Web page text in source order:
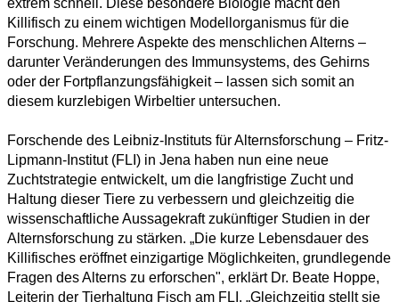
Gesundheit
Sozialwissenschaft
Geisteswissenschaft
Technologie
Wirtschaft
extrem schnell. Diese besondere Biologie macht den
Killifisch zu einem wichtigen Modellorganismus für die
Forschung. Mehrere Aspekte des menschlichen Alterns –
darunter Veränderungen des Immunsystems, des Gehirns
oder der Fortpflanzungsfähigkeit – lassen sich somit an
diesem kurzlebigen Wirbeltier untersuchen.
Forschende des Leibniz-Instituts für Alternsforschung – Fritz-
Lipmann-Institut (FLI) in Jena haben nun eine neue
Zuchtstrategie entwickelt, um die langfristige Zucht und
Haltung dieser Tiere zu verbessern und gleichzeitig die
wissenschaftliche Aussagekraft zukünftiger Studien in der
Alternsforschung zu stärken. „Die kurze Lebensdauer des
Killifisches eröffnet einzigartige Möglichkeiten, grundlegende
Fragen des Alterns zu erforschen", erklärt Dr. Beate Hoppe,
Leiterin der Tierhaltung Fisch am FLI. „Gleichzeitig stellt sie